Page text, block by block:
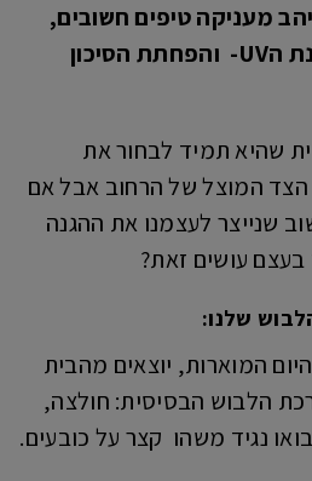
מעניקה טיפים חשובים,
הUV-
והפחתת הסיכון
שהיא תמיד לבחור את
המוצל של הרחוב אבל אם
שנייצר לעצמנו את ההגנה
עושים זאת?
שלנו:
המוארות, יוצאים מהבית
הלבוש הבסיסית: חולצה,
נגיד משהו קצר על כובעים.